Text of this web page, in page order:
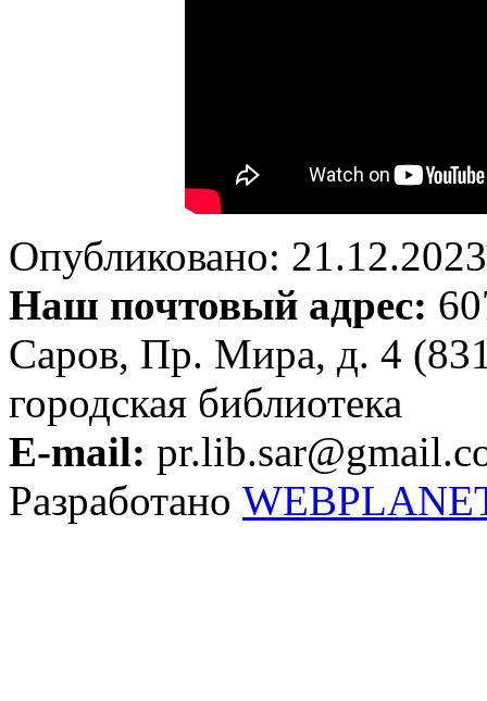
Опубликовано:
Наш почтовый адрес:
Саров, Пр. Мира, д. 4
городская библиотека
E-mail:
Разработано